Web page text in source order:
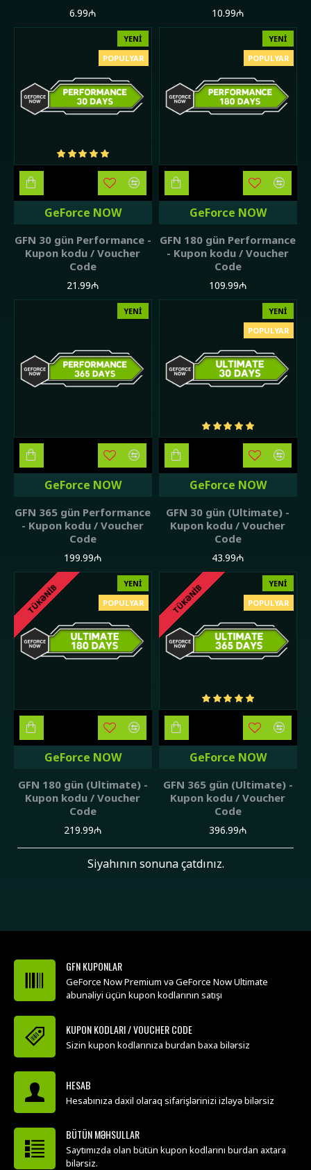
6.99₼ 10.99₼
YENI
POPULYAR
GeForce NOW
GFN 30 gün Performance -
Kupon kodu / Voucher
Code
21.99₼
YENI
POPULYAR
GeForce NOW
GFN 180 gün Performance
- Kupon kodu / Voucher
Code
109.99₼
YENI
GeForce NOW
GFN 365 gün Performance
- Kupon kodu / Voucher
Code
199.99₼
YENI
POPULYAR
GeForce NOW
GFN 30 gün (Ultimate) -
Kupon kodu / Voucher
Code
43.99₼
YENI
POPULYAR
TÜKƏNIB
GeForce NOW
GFN 180 gün (Ultimate) -
Kupon kodu / Voucher
Code
219.99₼
YENI
POPULYAR
TÜKƏNIB
GeForce NOW
GFN 365 gün (Ultimate) -
Kupon kodu / Voucher
Code
396.99₼
Siyahının sonuna çatdınız.
GFN KUPONLAR
GeForce Now Premium və GeForce Now Ultimate
abunəliyi üçün kupon kodlarının satışı
KUPON KODLARI / VOUCHER CODE
Sizin kupon kodlarınıza burdan baxa bilərsiz
HESAB
Hesabınıza daxil olaraq sifarişlərinizi izləyə bilərsiz
BÜTÜN MƏHSULLAR
Saytımızda olan bütün kupon kodlarını burdan axtara
bilərsiz.